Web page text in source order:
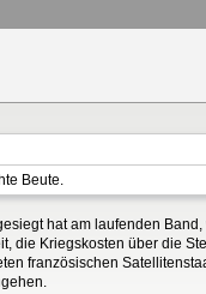
Beute.
hat am laufenden
die Kriegskosten über die
französischen